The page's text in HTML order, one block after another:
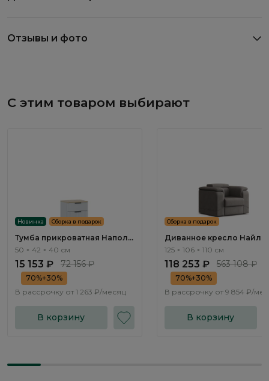
Отзывы и фото
С этим товаром выбирают
Новинка Сборка в подарок
Тумба прикроватная Наполи
/ Napoli NP001.2
50 × 42 × 40 см
15 153 ₽ 72 156 ₽
70%+30%
В рассрочку от 1 263 ₽/месяц
В корзину
Сборка в подарок
Диванное кресло Найл /
ММ112.92 с реклайнером
125 × 106 × 110 см
118 253 ₽ 563 108 ₽
70%+30%
В рассрочку от 9 854 ₽/
В корзину